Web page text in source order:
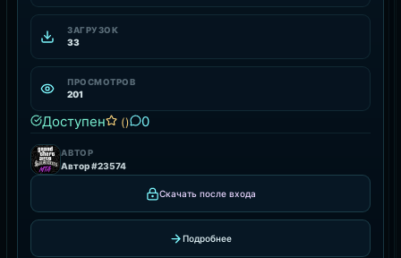
ЗАГРУЗОК
33
ПРОСМОТРОВ
201
Доступен () 0
АВТОР
Автор #23574
Скачать после входа
Подробнее